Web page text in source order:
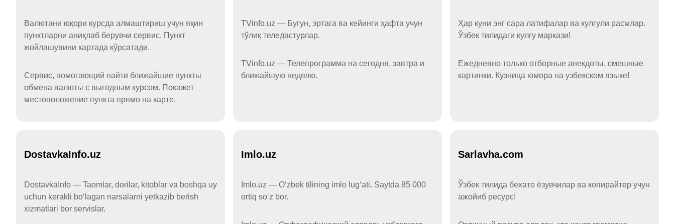
Валютани юқори курсда алмаштириш учун яқин
пунктларни аниқлаб берувчи сервис. Пункт
жойлашувини картада кўрсатади.
Сервис, помогающий найти ближайшие пункты
обмена валюты с выгодным курсом. Покажет
местоположение пункта прямо на карте.
TVinfo.uz — Бугун, эртага ва кейинги ҳафта учун
тўлиқ теледастурлар.
TVinfo.uz — Телепрограмма на сегодня, завтра и
ближайшую неделю.
Ҳар куни энг сара латифалар ва кулгули расмлар.
Ўзбек тилидаги кулгу маркази!
Ежедневно только отборные анекдоты, смешные
картинки. Кузница юмора на узбекском языке!
DostavkaInfo.uz
DostavkaInfo — Taomlar, dorilar, kitoblar va boshqa uy
uchun kerakli boʻlagan narsalarni yetkazib berish
xizmatlari bor servislar.
Imlo.uz
Imlo.uz — Oʻzbek tilining imlo lugʻati. Saytda 85 000
ortiq soʻz bor.
Sarlavha.com
Ўзбек тилида бехато ёзувчилар ва копирайтер учун
ажойиб ресурс!